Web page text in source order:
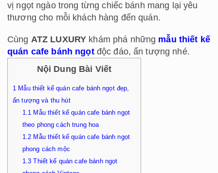
vị ngọt ngào trong từng chiếc bánh mang lại yêu
thương cho mỗi khách hàng đến quán.
Cùng ATZ LUXURY khám phá những mẫu thiết kế
quán cafe bánh ngọtđộc đáo, ấn tượng nhé.
Nội Dung Bài Viết
1 Mẫu thiết kế quán cafe bánh ngọt đẹp,
ấn tượng và thu hút
1.1 Mẫu thiết kế quán cafe bánh ngọt
theo phong cách trung hoa
1.2 Mẫu thiết kế quán cafe bánh ngọt
phong cách mộc
1.3 Thiết kế quán cafe bánh ngọt